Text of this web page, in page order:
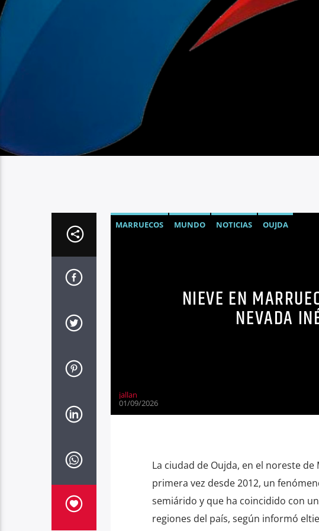
MARRUECOS MUNDO NOTICIAS OUJDA
NIEVE EN
NEVADA
jallan
01/09/2026
La ciudad de Oujda, en el noreste
primera vez desde 2012, un
semiárido y que ha coincidido con
regiones del país, según informó